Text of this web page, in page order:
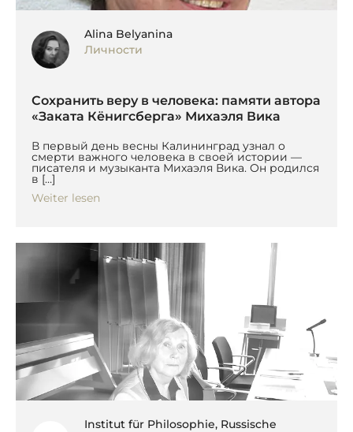
Alina Belyanina
Личности
Сохранить веру в человека: памяти автора
«Заката Кёнигсберга» Михаэля Вика
В первый день весны Калининград узнал о
смерти важного человека в своей истории —
писателя и музыканта Михаэля Вика. Он родился
в […]
Weiter lesen
Institut für Philosophie, Russische